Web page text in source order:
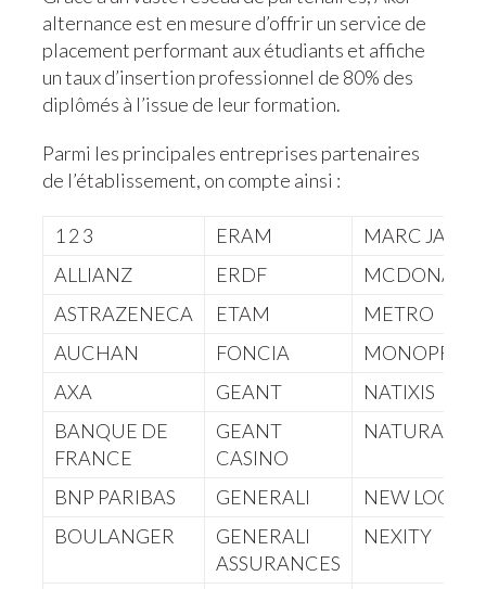
alternance est en mesure d’offrir un service de
placement performant aux étudiants et affiche
un taux d’insertion professionnel de 80% des
diplômés à l’issue de leur formation.
Parmi les principales entreprises partenaires
de l’établissement, on compte ainsi :
1 2 3 ERAM
MARC
ALLIANZ
ERDF
ASTRAZENECA
ETAM
METRO
AUCHAN
FONCIA
MONOPRIX
AXA
GEANT
NATIXIS
BANQUE DE
FRANCE
GEANT
CASINO
NATURALIA
BNP PARIBAS GENERALI
NEW LOOK
BOULANGER
GENERALI
ASSURANCES
NEXITY